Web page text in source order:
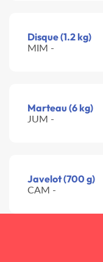
Disque (1.2 kg)
MIM -
Marteau (6 kg)
JUM -
Javelot (700 g)
CAM -